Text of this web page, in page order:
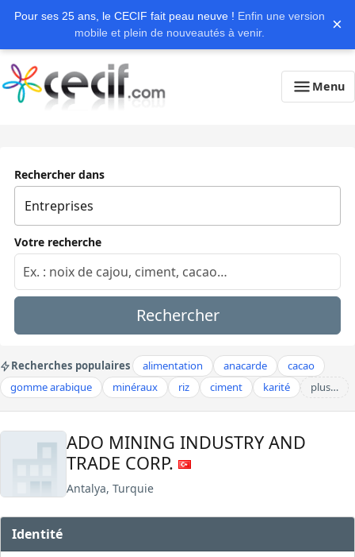
Pour ses 25 ans, le CECIF fait peau neuve ! Enfin une version
mobile et plein de nouveautés à venir.
×
Menu
Rechercher dans
Votre recherche
Rechercher
Recherches populaires alimentation anacarde
cacao
gomme arabique
minéraux riz ciment karité plus…
ADO MINING INDUSTRY AND
TRADE CORP.
Antalya, Turquie
Identité